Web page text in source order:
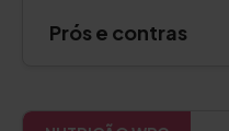
Prós e contras